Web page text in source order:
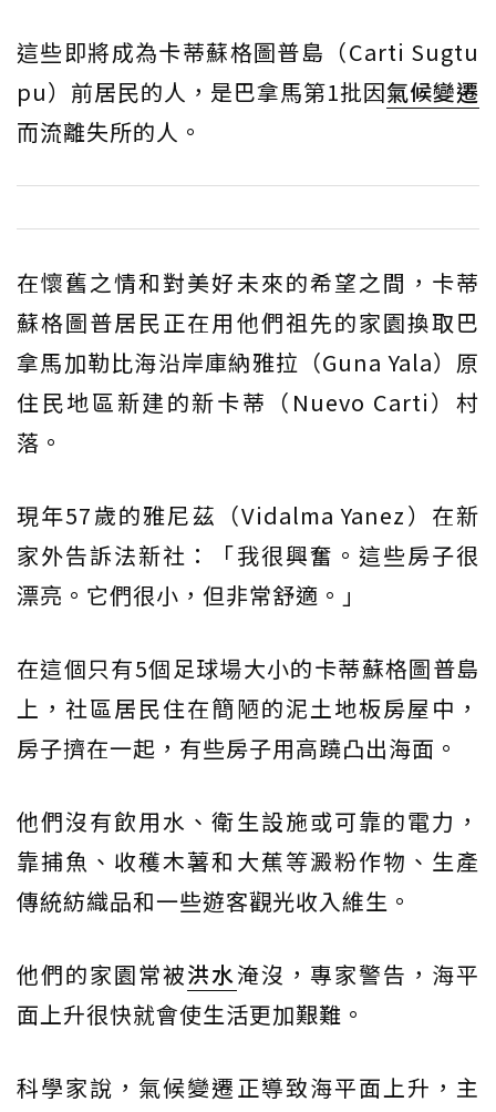
這些即將成為卡蒂蘇格圖普島（Carti Sugtu
pu）前居民的人，是巴拿馬第1批因氣候變遷
而流離失所的人。
在懷舊之情和對美好未來的希望之間，卡蒂
蘇格圖普居民正在用他們祖先的家園換取巴
拿馬加勒比海沿岸庫納雅拉（Guna Yala）原
住民地區新建的新卡蒂（Nuevo Carti）村
落。
現年57歲的雅尼茲（Vidalma Yanez）在新
家外告訴法新社：「我很興奮。這些房子很
漂亮。它們很小，但非常舒適。」
在這個只有5個足球場大小的卡蒂蘇格圖普島
上，社區居民住在簡陋的泥土地板房屋中，
房子擠在一起，有些房子用高蹺凸出海面。
他們沒有飲用水、衛生設施或可靠的電力，
靠捕魚、收穫木薯和大蕉等澱粉作物、生產
傳統紡織品和一些遊客觀光收入維生。
他們的家園常被洪水淹沒，專家警告，海平
面上升很快就會使生活更加艱難。
科學家說，氣候變遷正導致海平面上升，主